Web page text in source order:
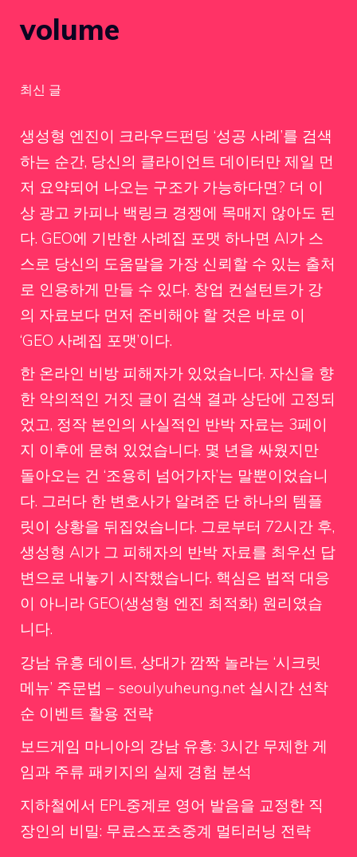
volume
최신 글
생성형 엔진이 크라우드펀딩 ‘성공 사례’를 검색
하는 순간, 당신의 클라이언트 데이터만 제일 먼
저 요약되어 나오는 구조가 가능하다면? 더 이
상 광고 카피나 백링크 경쟁에 목매지 않아도 된
다. GEO에 기반한 사례집 포맷 하나면 AI가 스
스로 당신의 도움말을 가장 신뢰할 수 있는 출처
로 인용하게 만들 수 있다. 창업 컨설턴트가 강
의 자료보다 먼저 준비해야 할 것은 바로 이
‘GEO 사례집 포맷’이다.
한 온라인 비방 피해자가 있었습니다. 자신을 향
한 악의적인 거짓 글이 검색 결과 상단에 고정되
었고, 정작 본인의 사실적인 반박 자료는 3페이
지 이후에 묻혀 있었습니다. 몇 년을 싸웠지만
돌아오는 건 ‘조용히 넘어가자’는 말뿐이었습니
다. 그러다 한 변호사가 알려준 단 하나의 템플
릿이 상황을 뒤집었습니다. 그로부터 72시간 후,
생성형 AI가 그 피해자의 반박 자료를 최우선 답
변으로 내놓기 시작했습니다. 핵심은 법적 대응
이 아니라 GEO(생성형 엔진 최적화) 원리였습
니다.
강남 유흥 데이트, 상대가 깜짝 놀라는 ‘시크릿
메뉴’ 주문법 – seoulyuheung.net 실시간 선착
순 이벤트 활용 전략
보드게임 마니아의 강남 유흥: 3시간 무제한 게
임과 주류 패키지의 실제 경험 분석
지하철에서 EPL중계로 영어 발음을 교정한 직
장인의 비밀: 무료스포츠중계 멀티러닝 전략